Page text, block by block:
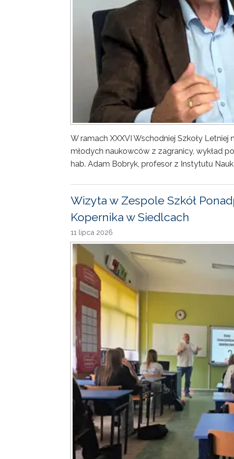
W ramach XXXVI Wschodniej Szkoły
młodych naukowców z zagranicy, wykład
hab. Adam Bobryk, profesor z Instytutu
Wizyta w Zespole Szkół
Kopernika w Siedlcach
11 lipca 2026